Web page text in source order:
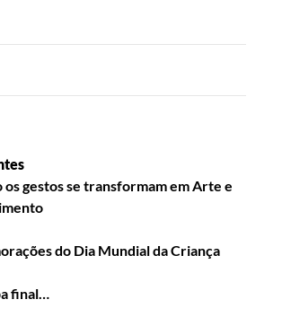
os gestos se transformam em Arte e
do Dia Mundial da Criança
final…